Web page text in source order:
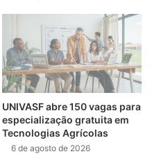
UNIVASF abre 150 vagas para
especialização gratuita em
Tecnologias Agrícolas
6 de agosto de 2026